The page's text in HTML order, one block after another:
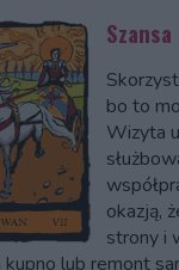
bo to
Wizyta
okazją,
strony i
kupno lub remont